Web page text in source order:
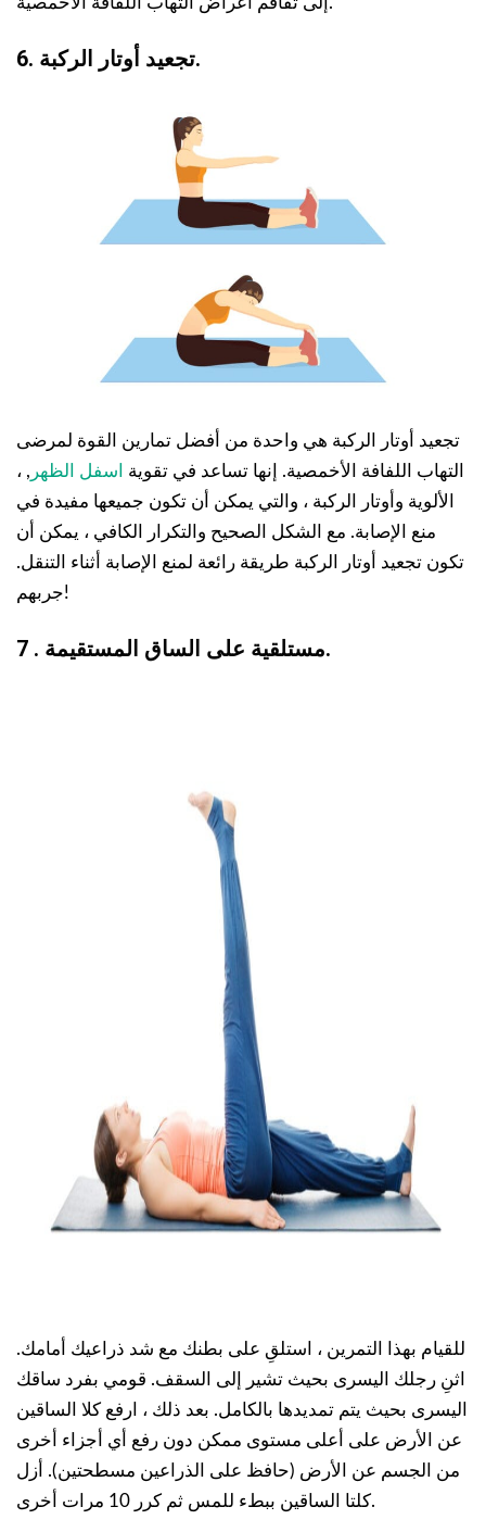
6. تجعيد أوتار الركبة.
تجعيد أوتار الركبة هي واحدة من أفضل تمارين القوة لمرضى
التهاب اللفافة الأخمصية. إنها تساعد في تقوية
اسفل الظهر , ،
الألوية وأوتار الركبة ، والتي يمكن أن تكون جميعها مفيدة في
منع الإصابة. مع الشكل الصحيح والتكرار الكافي ، يمكن أن
تكون تجعيد أوتار الركبة طريقة رائعة لمنع الإصابة أثناء التنقل.
جربهم!
7 . مستلقية على الساق المستقيمة.
للقيام بهذا التمرين ، استلقِ على بطنك مع شد ذراعيك أمامك.
اثنِ رجلك اليسرى بحيث تشير إلى السقف. قومي بفرد ساقك
اليسرى بحيث يتم تمديدها بالكامل. بعد ذلك ، ارفع كلا الساقين
عن الأرض على أعلى مستوى ممكن دون رفع أي أجزاء أخرى
من الجسم عن الأرض (حافظ على الذراعين مسطحتين). أزل
كلتا الساقين ببطء للمس ثم كرر 10 مرات أخرى.